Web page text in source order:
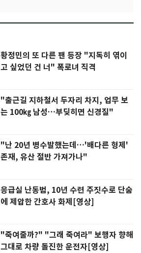
황정민의 또 다른 팬 등장 "지독히 엮이
고 싶었던 건 너" 폭로녀 직격
"출근길 지하철서 두자리 차지, 업무 보
는 100㎏ 남성…부딪히면 신경질"
"난 20년 병수발했는데…'배다른 형제'
존재, 유산 절반 가져가나"
응급실 난동범, 10년 수련 주짓수로 단숨
에 제압한 간호사 화제[영상]
"죽여줄까?" "그래 죽여라" 보행자 향해
그대로 차량 돌진한 운전자[영상]